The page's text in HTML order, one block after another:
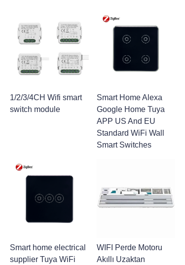
1/2/3/4CH Wifi smart
switch module
Smart Home Alexa
Google Home Tuya
APP US And EU
Standard WiFi Wall
Smart Switches
Smart home electrical
supplier Tuya WiFi
WIFI Perde Motoru
Akıllı Uzaktan